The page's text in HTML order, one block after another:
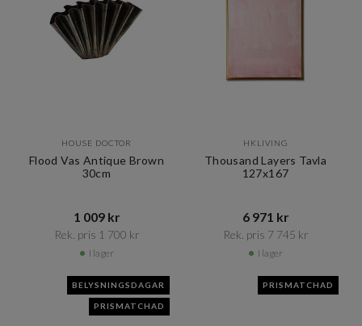
HOUSE DOCTOR
Flood Vas Antique Brown
30cm
1 009 kr​​
Rek. pris 1 700 kr​​
I lager
HKLIVING
Thousand Layers Tavla
127x167
6 971 kr​​
Rek. pris 7 745 kr​​
I lager
BELYSNINGSDAGAR
PRISMATCHAD
PRISMATCHAD